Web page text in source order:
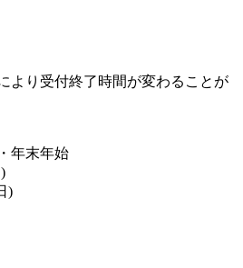
より受付終了時間が変わることが
年末年始
)